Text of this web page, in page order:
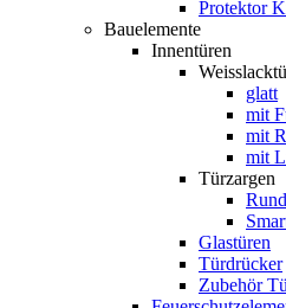
Protektor
Bauelemente
Innentüren
glatt
mit
mit
mit
Türzargen
Glastüren
Türdrücker
Zubehör